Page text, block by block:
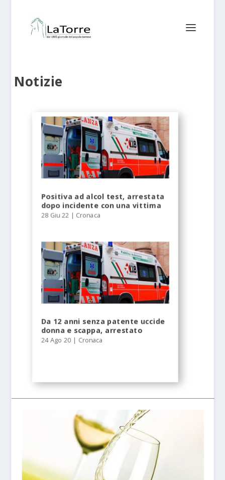
Notizie
Positiva ad alcol test, arrestata
dopo incidente con una vittima
28 Giu 22 | Cronaca
Da 12 anni senza patente uccide
donna e scappa, arrestato
24 Ago 20 | Cronaca